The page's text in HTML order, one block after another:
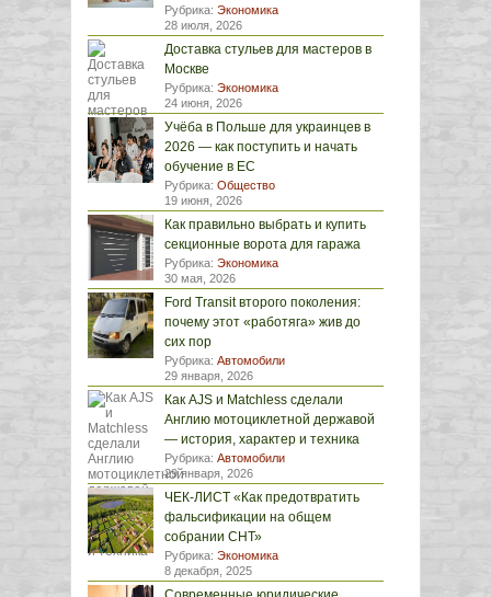
Рубрика: Экономика
28 июля, 2026
Доставка стульев для мастеров в
Москве
Рубрика: Экономика
24 июня, 2026
Учёба в Польше для украинцев в
2026 — как поступить и начать
обучение в ЕС
Рубрика: Общество
19 июня, 2026
Как правильно выбрать и купить
секционные ворота для гаража
Рубрика: Экономика
30 мая, 2026
Ford Transit второго поколения:
почему этот «работяга» жив до
сих пор
Рубрика: Автомобили
29 января, 2026
Как AJS и Matchless сделали
Англию мотоциклетной державой
— история, характер и техника
Рубрика: Автомобили
29 января, 2026
ЧЕК-ЛИСТ «Как предотвратить
фальсификации на общем
собрании СНТ»
Рубрика: Экономика
8 декабря, 2025